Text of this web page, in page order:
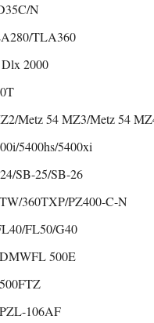
N
TLA360
2000
Metz 54 MZ3/Metz 54
5400hs/5400xi
SB-25/SB-26
360TXP/PZ400-C-N
FL50/G40
500E
106AF